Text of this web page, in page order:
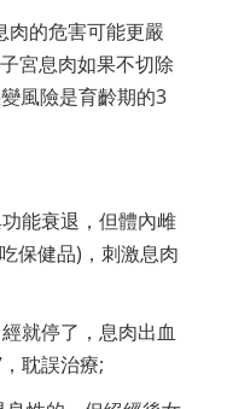
肉的危害可能更嚴
宮息肉如果不切除
風險是育齡期的3
能衰退，但體內雌
保健品)，刺激息肉
就停了，息肉出血
耽誤治療;